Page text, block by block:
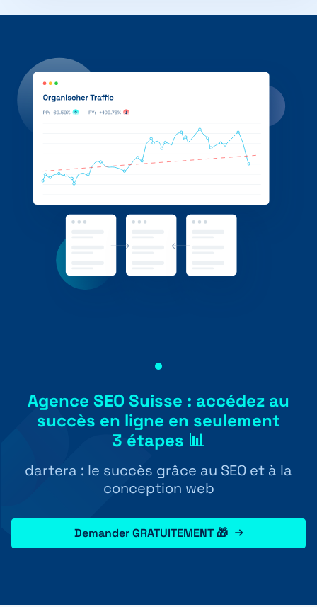
Agence SEO Suisse : accédez au
succès en ligne en seulement
3 étapes 📊
dartera : le succès grâce au SEO et à la
conception web
Demander GRATUITEMENT 🎁